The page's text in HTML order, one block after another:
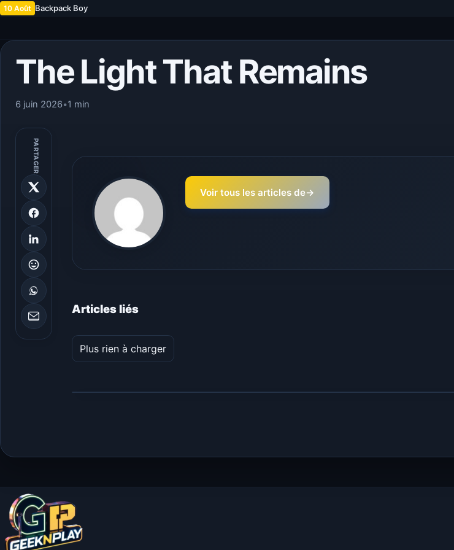
10 Août Backpack Boy
The Light That Remains
6 juin 2026•1 min
PARTAGER
Voir tous les articles de→
Articles liés
Plus rien à charger